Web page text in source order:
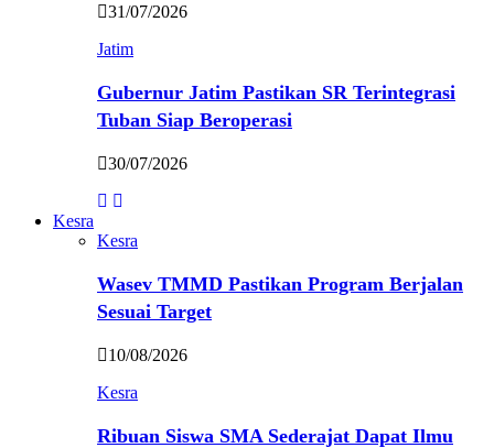
31/07/2026
Jatim
Gubernur Jatim Pastikan SR Terintegrasi
Tuban Siap Beroperasi
30/07/2026
Kesra
Kesra
Wasev TMMD Pastikan Program Berjalan
Sesuai Target
10/08/2026
Kesra
Ribuan Siswa SMA Sederajat Dapat Ilmu